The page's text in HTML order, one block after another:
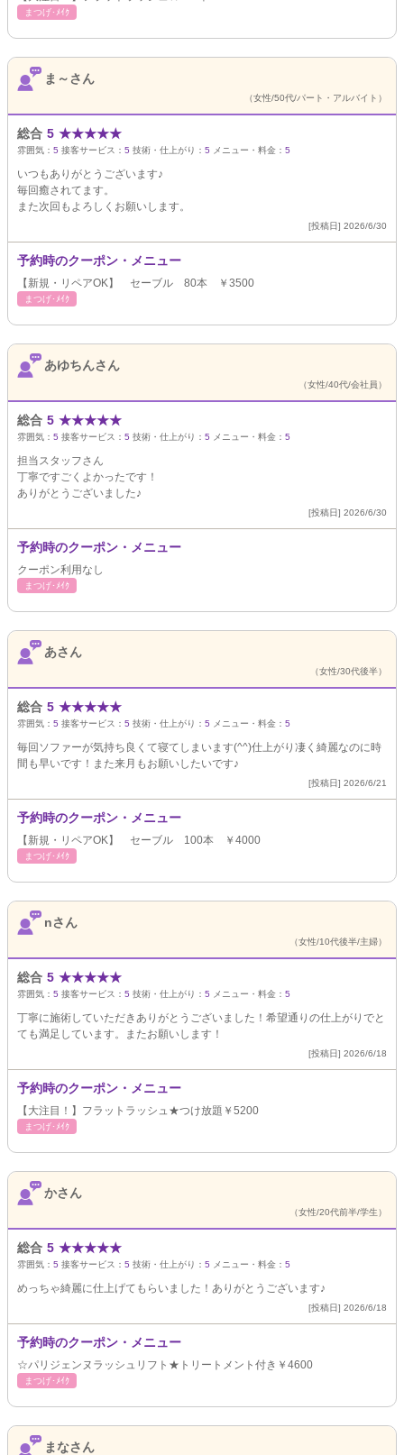
まつげ･ﾒｲｸ
ま～さん
（女性/50代/パート・アルバイト）
総合 5 ★★★★★
雰囲気： 5 接客サービス： 5 技術・仕上がり： 5 メニュー・料金： 5
いつもありがとうございます♪
毎回癒されてます。
また次回もよろしくお願いします。
[投稿日] 2026/6/30
予約時のクーポン・メニュー
【新規・リペアOK】 セーブル 80本 ￥3500
まつげ･ﾒｲｸ
あゆちんさん
（女性/40代/会社員）
総合 5 ★★★★★
雰囲気： 5 接客サービス： 5 技術・仕上がり： 5 メニュー・料金： 5
担当スタッフさん
丁寧ですごくよかったです！
ありがとうございました♪
[投稿日] 2026/6/30
予約時のクーポン・メニュー
クーポン利用なし
まつげ･ﾒｲｸ
あさん
（女性/30代後半）
総合 5 ★★★★★
雰囲気： 5 接客サービス： 5 技術・仕上がり： 5 メニュー・料金： 5
毎回ソファーが気持ち良くて寝てしまいます(^^)仕上がり凄く綺麗なのに時
間も早いです！また来月もお願いしたいです♪
[投稿日] 2026/6/21
予約時のクーポン・メニュー
【新規・リペアOK】 セーブル 100本 ￥4000
まつげ･ﾒｲｸ
nさん
（女性/10代後半/主婦）
総合 5 ★★★★★
雰囲気： 5 接客サービス： 5 技術・仕上がり： 5 メニュー・料金： 5
丁寧に施術していただきありがとうございました！希望通りの仕上がりでと
ても満足しています。またお願いします！
[投稿日] 2026/6/18
予約時のクーポン・メニュー
【大注目！】フラットラッシュ★つけ放題￥5200
まつげ･ﾒｲｸ
かさん
（女性/20代前半/学生）
総合 5 ★★★★★
雰囲気： 5 接客サービス： 5 技術・仕上がり： 5 メニュー・料金： 5
めっちゃ綺麗に仕上げてもらいました！ありがとうございます♪
[投稿日] 2026/6/18
予約時のクーポン・メニュー
☆パリジェンヌラッシュリフト★トリートメント付き￥4600
まつげ･ﾒｲｸ
まなさん